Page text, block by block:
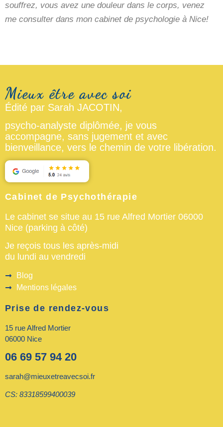
souffrez, vous avez une douleur dans le corps, venez
me consulter dans mon cabinet de psychologie à Nice!
Édité par Sarah JACOTIN,
psycho-analyste diplômée, je vous
accompagne, sans jugement et avec
bienveillance, vers le chemin de votre libération.
Cabinet de Psychothérapie
Le cabinet se situe au 15 rue Alfred Mortier 06000
Nice (parking à côté)
Je reçois tous les après-midi
du lundi au vendredi
Blog
Mentions légales
Prise de rendez-vous
15 rue Alfred Mortier
06000 Nice
06 69 57 94 20
sarah@mieuxetreavecsoi.fr
CS: 83318599400039